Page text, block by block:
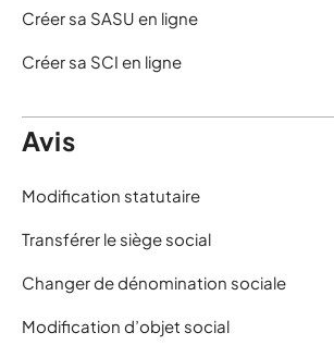
Créer sa SASU en ligne
Créer sa SCI en ligne
Avis
Modification statutaire
Transférer le siège social
Changer de dénomination sociale
Modification d’objet social